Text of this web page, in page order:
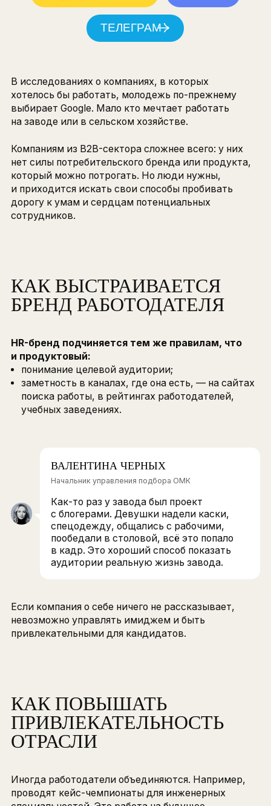
В исследованиях о компаниях, в которых
хотелось бы работать, молодежь по-прежнему
выбирает Google. Мало кто мечтает работать
нет силы потребительского бренда или
который можно потрогать. Но люди нужны,
и приходится искать свои способы пробивать
сотрудников.
КАК ВЫСТРАИВАЕТСЯ
HR-бренд подчиняется тем же правилам,
и продуктовый:
понимание целевой аудитории;
заметность в каналах, где она есть, — на
поиска работы, в рейтингах работодателей,
учебных заведениях.
ВАЛЕНТИНА ЧЕРНЫХ
Начальник управления подбора ОМК
пообедали в столовой, всё это попало
в кадр. Это хороший способ показать
аудитории реальную жизнь завода.
Если компания о себе ничего не рассказывает,
невозможно управлять имиджем и быть